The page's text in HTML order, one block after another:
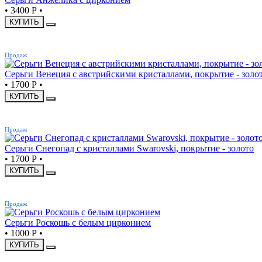
• 3400 Р •
КУПИТЬ
Продаж
Серьги Венеция с австрийскими кристаллами, покрытие -
• 1700 Р •
КУПИТЬ
Продаж
Серьги Снегопад с кристаллами Swarovski, покрытие - золото
• 1700 Р •
КУПИТЬ
Продаж
Серьги Роскошь с белым цирконием
• 1000 Р •
КУПИТЬ